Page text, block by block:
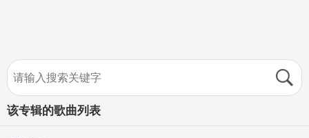
该专辑的歌曲列表